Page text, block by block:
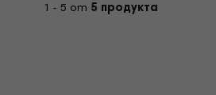
1 - 5 от 5 продукта